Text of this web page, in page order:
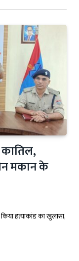
मकान के
हत्याकांड का खुलासा,